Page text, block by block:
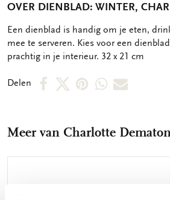
OVER DIENBLAD: WINTER,
OMSCHRIJVING
Een dienblad is handig om je eten,
mee te serveren. Kies voor een
prachtig in je interieur. 32 x 21 cm
Delen
DeelDeelDeelDeelDeel
mail
Meer van Charlotte